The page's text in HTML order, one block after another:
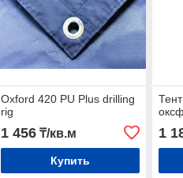
Oxford 420 PU Plus drilling
rig
1 456₸/кв.м
Купить
1